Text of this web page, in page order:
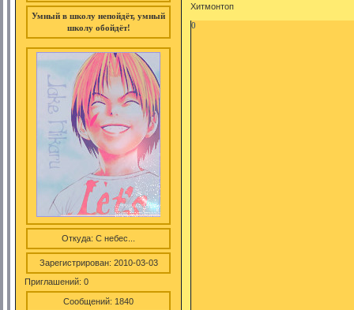
Умный в школу непойдёт, умный
школу обойдёт!
Откуда: С небес...
Зарегистрирован: 2010-03-03
Приглашений: 0
Сообщений: 1840
Хитмонтоп
0